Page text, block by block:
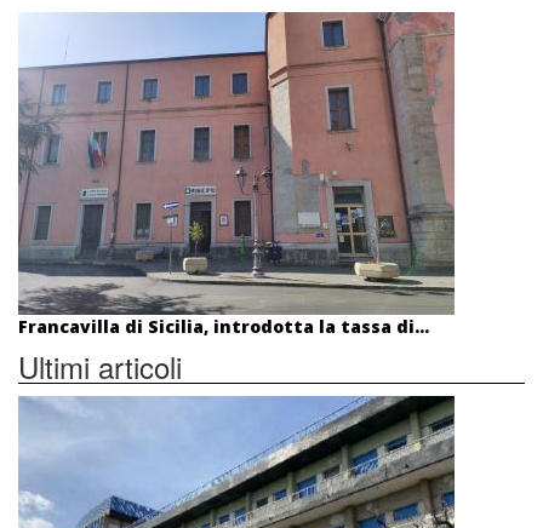
Francavilla di Sicilia, introdotta la tassa di...
Ultimi articoli